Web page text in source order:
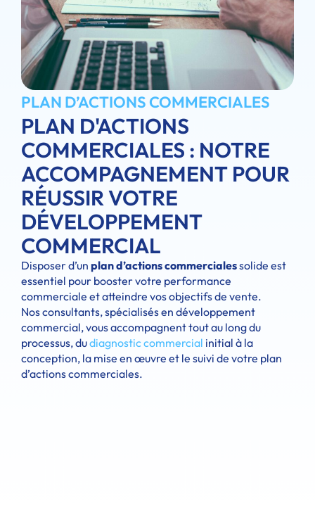
PLAN D’ACTIONS COMMERCIALES
PLAN D'ACTIONS
COMMERCIALES : NOTRE
ACCOMPAGNEMENT POUR
RÉUSSIR VOTRE
DÉVELOPPEMENT
COMMERCIAL
Disposer d’un plan d’actions commercialessolide est
essentiel pour booster votre performance
commerciale et atteindre vos objectifs de vente.
Nos consultants, spécialisés en développement
commercial, vous accompagnent tout au long du
processus, dudiagnostic commercial initial à la
conception, la mise en œuvre et le suivi de votre plan
d’actions commerciales.